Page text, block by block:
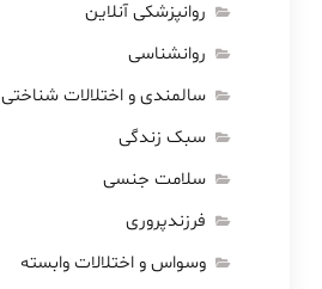
روانپزشکی آنلاین
روانشناسی
سالمندی و اختلالات شناختی
سبک زندگی
سلامت جنسی
فرزندپروری
وسواس و اختلالات وابسته